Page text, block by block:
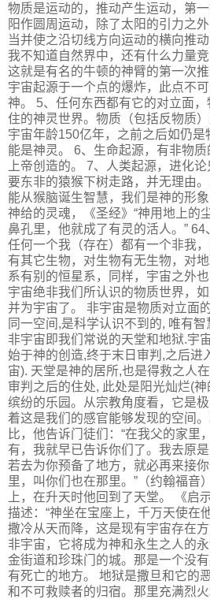
物质是运动的，推动产生运动，第
阳作圆周运动，除了太阳的引力之
当并使之沿切线方向运动的横向推动
我不知道自然界中，还有什么力量竞
这就是有名的牛顿的神臂的第一次
宇宙起源于一个点的爆炸，此点不
神。 5、任何东西都有它的对立面
住的神灵世界。物质（包括反物质
宇宙年龄150亿年，之前之后如仍是
能是神灵。 6、生命起源，有非物质
上帝创造的。 7、人类起源，进化
要东非的猿猴下树走路，并无理由
能从猴脑诞生智慧，我们是神的形
神给的灵魂，《圣经》“神用地上的
鼻孔里，他就成了有灵的活人。”
任何一个我（存在）都有一个非我
有其它生物，对生物有无生物，对
系有别的恒星系，同样，宇宙之外
宇宙绝非我们所认识的物质世界，
并为宇宙了。 非宇宙是物质对立面
同一空间,是科学认识不到的, 唯有
非宇宙即我们常说的天堂和地狱.宇
始于神的创造,终于末日审判,之后进
宙). 天堂是神的居所,也是得救之人
审判之后的住处, 此处是阳光灿烂(
缤纷的乐园。从宗教角度看，它是
着这是我们的感官能够发现的空间。
比，他告诉门徒们：“在我父的家里
有，我就早已告诉你们了。我去原
若去为你预备了地方，就必再来接
里，叫你们也在那里。”（约翰福音
上，在升天时他回到了天堂。 《启
描述：“神坐在宝座上，千万天使在
撒冷从天而降，这是现有宇宙存在
非宇宙，它将成为神和永生之人的
金街道和珍珠门的城。那是一个没
有死亡的地方。 地狱是撒旦和它的
和不可救赎者的归宿。那里充满烈